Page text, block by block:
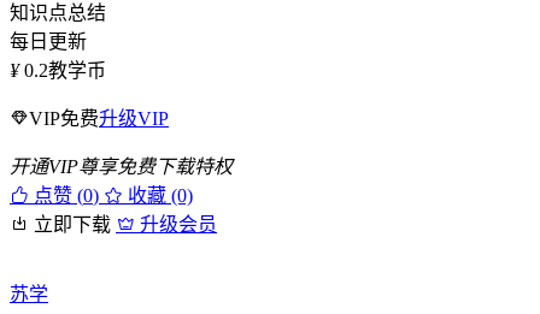
知识点总结
每日更新
¥ 0.2教学币
VIP免费升级VIP
开通VIP尊享免费下载特权
点赞 (0)
收藏 (0)
立即下载
升级会员
苏学